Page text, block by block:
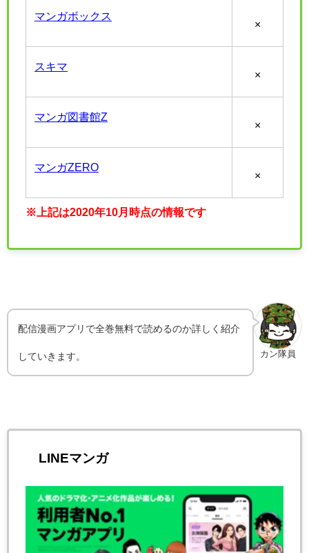
マンガボックス
×
スキマ
×
マンガ図書館Z
×
マンガZERO
×
※上記は2020年10月時点の情報です
カン隊員
配信漫画アプリで全巻無料で読めるのか詳しく紹介
していきます。
LINEマンガ